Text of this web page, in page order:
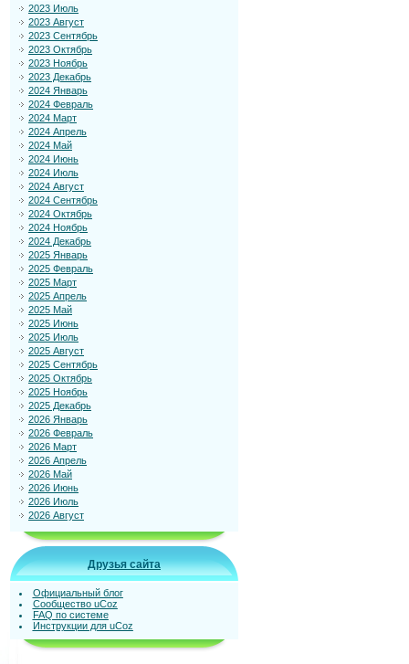
2023 Июль
2023 Август
2023 Сентябрь
2023 Октябрь
2023 Ноябрь
2023 Декабрь
2024 Январь
2024 Февраль
2024 Март
2024 Апрель
2024 Май
2024 Июнь
2024 Июль
2024 Август
2024 Сентябрь
2024 Октябрь
2024 Ноябрь
2024 Декабрь
2025 Январь
2025 Февраль
2025 Март
2025 Апрель
2025 Май
2025 Июнь
2025 Июль
2025 Август
2025 Сентябрь
2025 Октябрь
2025 Ноябрь
2025 Декабрь
2026 Январь
2026 Февраль
2026 Март
2026 Апрель
2026 Май
2026 Июнь
2026 Июль
2026 Август
Друзья сайта
Официальный блог
Сообщество uCoz
FAQ по системе
Инструкции для uCoz